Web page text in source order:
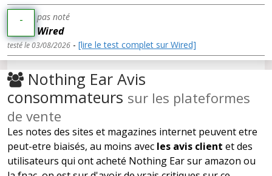
- pas noté
Wired
testé le 03/08/2026 - [lire le test complet sur Wired]
Nothing Ear Avis
consommateurs sur les plateformes
de vente
Les notes des sites et magazines internet peuvent etre
peut-etre biaisés, au moins avec les avis client et des
utilisateurs qui ont acheté Nothing Ear sur amazon ou